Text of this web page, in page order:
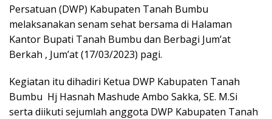
b
o
o
k
er l s
A
p
p
e
Persatuan (DWP) Kabupaten Tanah Bumbu
melaksanakan senam sehat bersama di Halaman
Kantor Bupati Tanah Bumbu dan Berbagi Jum’at
Berkah , Jum’at (17/03/2023) pagi.
Kegiatan itu dihadiri Ketua DWP Kabupaten Tanah
Bumbu Hj Hasnah Mashude Ambo Sakka, SE. M.Si
serta diikuti sejumlah anggota DWP Kabupaten Tanah